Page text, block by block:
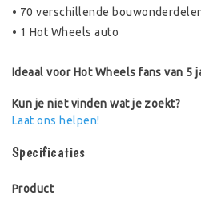
• 70 verschillende
• 1 Hot Wheels auto
Ideaal voor Hot Wheels fans van 5
Kun je niet vinden wat je zoekt?
Laat ons helpen!
Specificaties
Product